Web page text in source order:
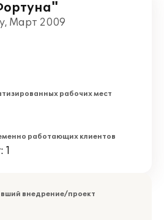
Март 2009
рабочих мест
работающих клиентов
1
внедрение/проект